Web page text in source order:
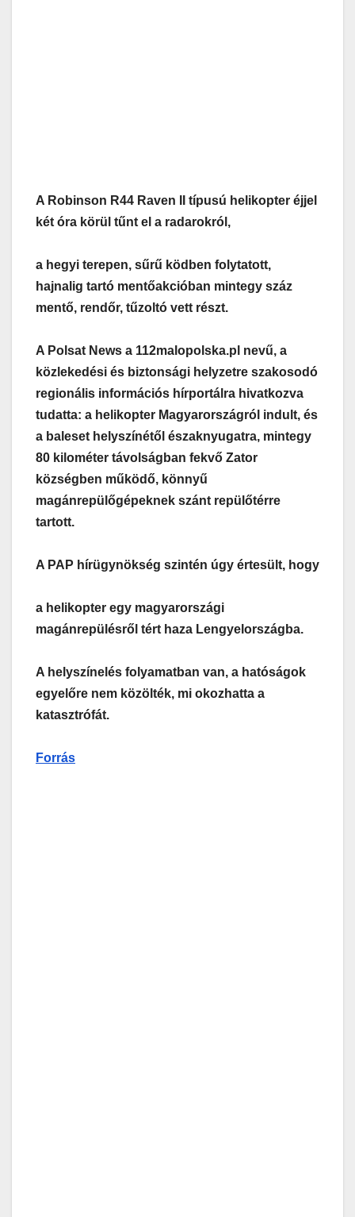
A Robinson R44 Raven II típusú helikopter éjjel
két óra körül tűnt el a radarokról,
a hegyi terepen, sűrű ködben folytatott,
hajnalig tartó mentőakcióban mintegy száz
mentő, rendőr, tűzoltó vett részt.
A Polsat News a 112malopolska.pl nevű, a
közlekedési és biztonsági helyzetre szakosodó
regionális információs hírportálra hivatkozva
tudatta: a helikopter Magyarországról indult, és
a baleset helyszínétől északnyugatra, mintegy
80 kilométer távolságban fekvő Zator
községben működő, könnyű
magánrepülőgépeknek szánt repülőtérre
tartott.
A PAP hírügynökség szintén úgy értesült, hogy
a helikopter egy magyarországi
magánrepülésről tért haza Lengyelországba.
A helyszínelés folyamatban van, a hatóságok
egyelőre nem közölték, mi okozhatta a
katasztrófát.
Forrás